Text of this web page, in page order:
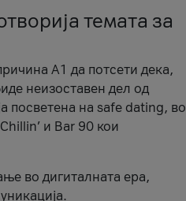
темата за
А1 да потсети дека,
неизоставен дел од
посветена на safe dating, во
и Bar 90 кои
во дигиталната ера,